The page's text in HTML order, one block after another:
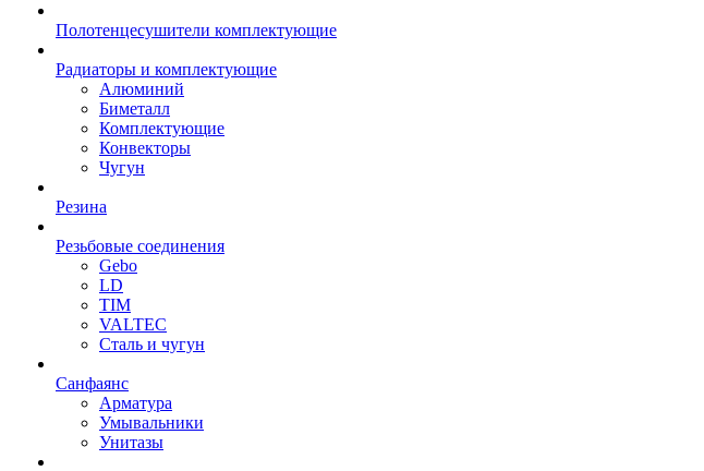
Полотенцесушители комплектующие
Радиаторы и комплектующие
Алюминий
Биметалл
Комплектующие
Конвекторы
Чугун
Резина
Резьбовые соединения
Gebo
LD
TIM
VALTEC
Сталь и чугун
Санфаянс
Арматура
Умывальники
Унитазы